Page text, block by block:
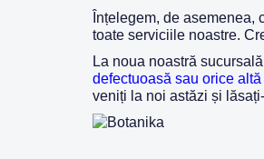
Înțelegem, de
toate serviciile noastre.
La noua noastră
defectuoasă sau orice
veniți la noi astăzi și